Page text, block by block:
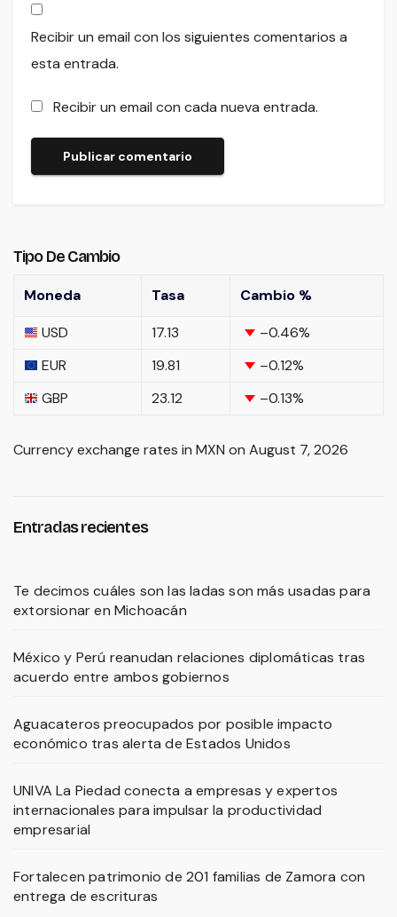
Recibir un email con los siguientes comentarios a
esta entrada.
Recibir un email con cada nueva entrada.
Tipo De Cambio
Moneda Tasa
Cambio %
USD
17.13 –0.46%
EUR
19.81 –0.12%
GBP
23.12 –0.13%
Currency exchange rates in MXN on August 7, 2026
Entradas recientes
Te decimos cuáles son las ladas son más usadas para
extorsionar en Michoacán
México y Perú reanudan relaciones diplomáticas tras
acuerdo entre ambos gobiernos
Aguacateros preocupados por posible impacto
económico tras alerta de Estados Unidos
UNIVA La Piedad conecta a empresas y expertos
internacionales para impulsar la productividad
empresarial
Fortalecen patrimonio de 201 familias de Zamora con
entrega de escrituras